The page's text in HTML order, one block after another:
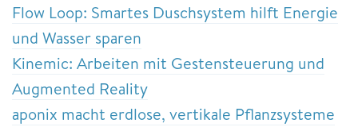
Flow Loop: Smartes Duschsystem hilft Energie
und Wasser sparen
Kinemic: Arbeiten mit Gestensteuerung und
Augmented Reality
aponix macht erdlose, vertikale Pflanzsysteme